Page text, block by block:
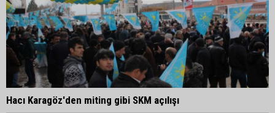
Hacı Karagöz'den miting gibi SKM açılışı